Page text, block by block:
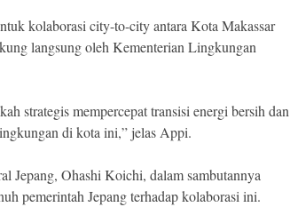
kolaborasi city-to-city antara Kota Makassar
langsung oleh Kementerian Lingkungan
strategis mempercepat transisi energi bersih dan
di kota ini,” jelas Appi.
Jepang, Ohashi Koichi, dalam sambutannya
pemerintah Jepang terhadap kolaborasi ini.